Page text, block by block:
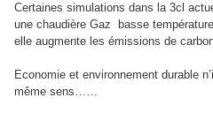
Certaines simulations dans la 3cl
une chaudière Gaz basse
elle augmente les émissions de
Economie et environnement durable
même sens……